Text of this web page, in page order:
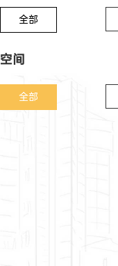
全部
空间
全部